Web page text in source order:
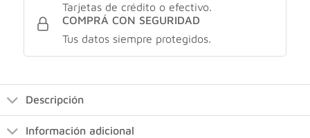
Tarjetas de crédito o efectivo.
COMPRÁ CON SEGURIDAD
Tus datos siempre protegidos.
Descripción
Información adicional